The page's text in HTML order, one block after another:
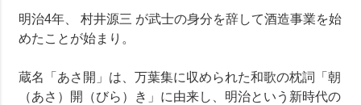
明治4年、 村井源三 が武士の身分を辞して酒造事業を始
めたことが始まり。
蔵名「あさ開」は、万葉集に収められた和歌の枕詞「朝
（あさ）開（びら）き」に由来し、明治という新時代の